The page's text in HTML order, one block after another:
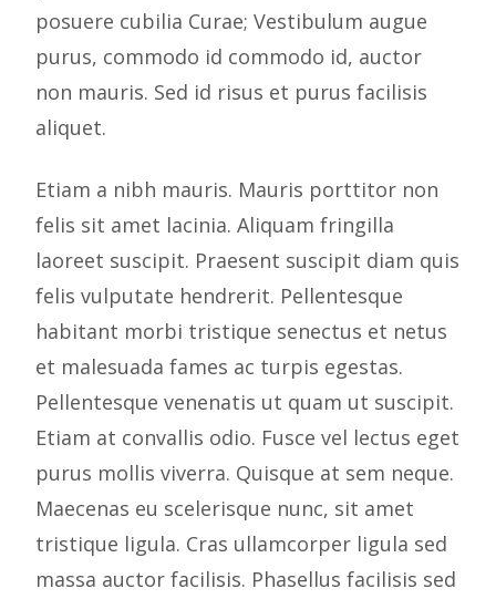
posuere cubilia Curae; Vestibulum augue
purus, commodo id commodo id, auctor
non mauris. Sed id risus et purus facilisis
aliquet.
Etiam a nibh mauris. Mauris porttitor non
felis sit amet lacinia. Aliquam fringilla
laoreet suscipit. Praesent suscipit diam quis
felis vulputate hendrerit. Pellentesque
habitant morbi tristique senectus et netus
et malesuada fames ac turpis egestas.
Pellentesque venenatis ut quam ut suscipit.
Etiam at convallis odio. Fusce vel lectus eget
purus mollis viverra. Quisque at sem neque.
Maecenas eu scelerisque nunc, sit amet
tristique ligula. Cras ullamcorper ligula sed
massa auctor facilisis. Phasellus facilisis sed